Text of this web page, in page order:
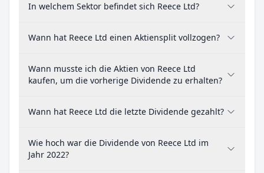
In welchem Sektor befindet sich Reece Ltd?
Wann hat Reece Ltd einen Aktiensplit vollzogen?
Wann musste ich die Aktien von Reece Ltd
kaufen, um die vorherige Dividende zu erhalten?
Wann hat Reece Ltd die letzte Dividende gezahlt?
Wie hoch war die Dividende von Reece Ltd im
Jahr 2022?